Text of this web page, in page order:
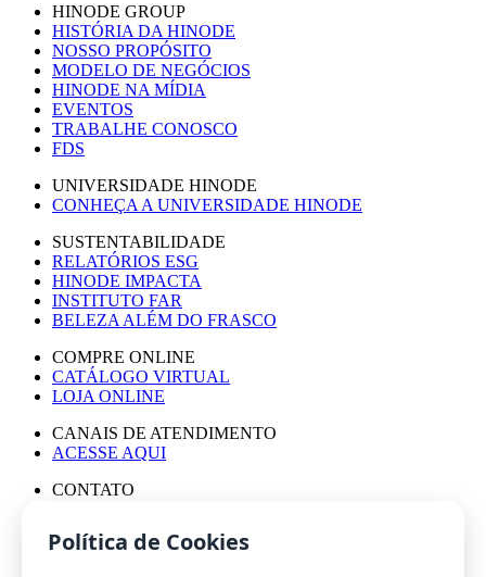
HINODE GROUP
HISTÓRIA DA HINODE
NOSSO PROPÓSITO
MODELO DE NEGÓCIOS
HINODE NA MÍDIA
EVENTOS
TRABALHE CONOSCO
FDS
UNIVERSIDADE HINODE
CONHEÇA A UNIVERSIDADE HINODE
SUSTENTABILIDADE
RELATÓRIOS ESG
HINODE IMPACTA
INSTITUTO FAR
BELEZA ALÉM DO FRASCO
COMPRE ONLINE
CATÁLOGO VIRTUAL
LOJA ONLINE
CANAIS DE ATENDIMENTO
ACESSE AQUI
CONTATO
Política de Cookies